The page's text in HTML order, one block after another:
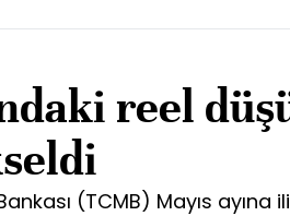
reel
(TCMB) Mayıs ayına